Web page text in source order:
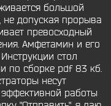
большой
допуская прорыва
превосходный
Амфетамин и его
стол
по сборке pdf 83 кб.
несут
эффективной работы